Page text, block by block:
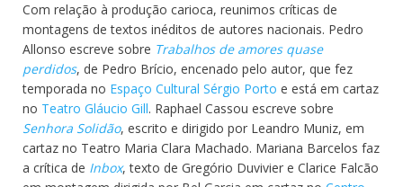
Com relação à produção carioca, reunimos críticas de
montagens de textos inéditos de autores nacionais. Pedro
Allonso escreve sobre Trabalhos de amores quase
perdidos, de Pedro Brício, encenado pelo autor, que fez
temporada no Espaço Cultural Sérgio Porto e está em cartaz
no Teatro Gláucio Gill. Raphael Cassou escreve sobre
Senhora Solidão, escrito e dirigido por Leandro Muniz, em
cartaz no Teatro Maria Clara Machado. Mariana Barcelos faz
a crítica de Inbox, texto de Gregório Duvivier e Clarice Falcão